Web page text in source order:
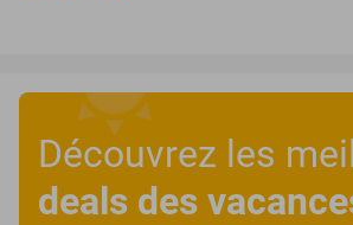
Découvrez les
deals des